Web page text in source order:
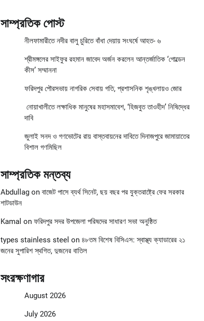
সাম্প্রতিক পোস্ট
নীলফামারীতে নদীর বালু চুরিতে বাঁধা দেয়ায় সংঘর্ষে আহত- ৬
শ্রীমঙ্গলের সাইফুর রহমান জাবেদ অর্জন করলেন আন্তর্জাতিক ‘গোল্ডেন
কীস’ সম্মাননা
ফরিদপুর পৌরসভায় নাগরিক সেবায় গতি, প্রশাসনিক শৃঙ্খলায়ও জোর
নোয়াখালীতে লক্ষাধিক মানুষের মহাসমাবেশ, ‘হিজবুত তাওহীদ’ নিষিদ্ধের
দাবি
জুলাই সনদ ও গণভোটের রায় বাস্তবায়নের দাবিতে দিনাজপুরে জামায়াতের
বিশাল গণমিছিল
সাম্প্রতিক মন্তব্য
Abdullagon বাজেট পাসে ব্যর্থ সিনেট, ছয় বছর পর যুক্তরাষ্ট্রে ফের সরকার
শাটডাউন
Kamal on ফরিদপুর সদর উপজেলা পরিষদের সাধারণ সভা অনুষ্ঠিত
types stainless steel on ৪৮তম বিশেষ বিসিএস: স্বাস্থ্য ক্যাডারের ২১
জনের সুপারিশ স্থগিত, দুজনের বাতিল
সংরক্ষণাগার
August 2026
July 2026